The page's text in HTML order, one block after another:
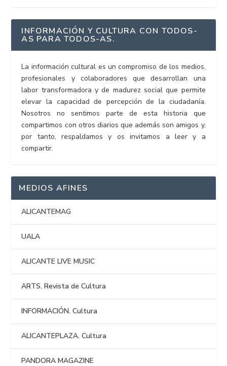
INFORMACIÓN Y CULTURA CON TODOS-
AS PARA TODOS-AS.
La información cultural es un compromiso de los medios,
profesionales y colaboradores que desarrollan una
labor transformadora y de madurez social que permite
elevar la capacidad de percepción de la ciudadanía.
Nosotros no sentimos parte de esta historia que
compartimos con otros diarios que además son amigos y,
por tanto, respaldamos y os invitamos a leer y a
compartir.
MEDIOS AFINES
ALICANTEMAG
UALA
ALICANTE LIVE MUSIC
ARTS. Revista de Cultura
INFORMACIÓN. Cultura
ALICANTEPLAZA. Cultura
PANDORA MAGAZINE